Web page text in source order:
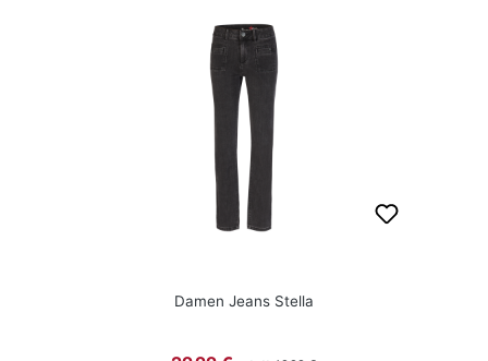
Damen Jeans Stella
Regulärer Preis: